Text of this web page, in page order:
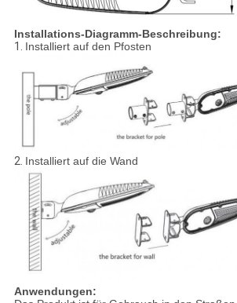
Installations-Diagramm-Beschreibung:
1. Installiert auf den Pfosten
2. Installiert auf die Wand
Anwendungen: